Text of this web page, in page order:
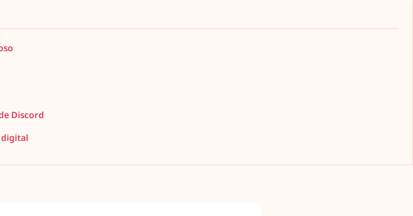
Discord